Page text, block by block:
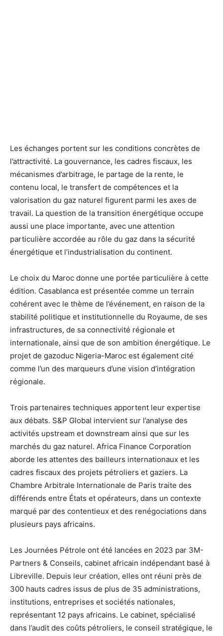
Les échanges portent sur les conditions concrètes de
l’attractivité. La gouvernance, les cadres fiscaux, les
mécanismes d’arbitrage, le partage de la rente, le
contenu local, le transfert de compétences et la
valorisation du gaz naturel figurent parmi les axes de
travail. La question de la transition énergétique occupe
aussi une place importante, avec une attention
particulière accordée au rôle du gaz dans la sécurité
énergétique et l’industrialisation du continent.
Le choix du Maroc donne une portée particulière à cette
édition. Casablanca est présentée comme un terrain
cohérent avec le thème de l’événement, en raison de la
stabilité politique et institutionnelle du Royaume, de ses
infrastructures, de sa connectivité régionale et
internationale, ainsi que de son ambition énergétique. Le
projet de gazoduc Nigeria-Maroc est également cité
comme l’un des marqueurs d’une vision d’intégration
régionale.
Trois partenaires techniques apportent leur expertise
aux débats. S&P Global intervient sur l’analyse des
activités upstream et downstream ainsi que sur les
marchés du gaz naturel. Africa Finance Corporation
aborde les attentes des bailleurs internationaux et les
cadres fiscaux des projets pétroliers et gaziers. La
Chambre Arbitrale Internationale de Paris traite des
différends entre États et opérateurs, dans un contexte
marqué par des contentieux et des renégociations dans
plusieurs pays africains.
Les Journées Pétrole ont été lancées en 2023 par 3M-
Partners & Conseils, cabinet africain indépendant basé à
Libreville. Depuis leur création, elles ont réuni près de
300 hauts cadres issus de plus de 35 administrations,
institutions, entreprises et sociétés nationales,
représentant 12 pays africains. Le cabinet, spécialisé
dans l’audit des coûts pétroliers, le conseil stratégique, le